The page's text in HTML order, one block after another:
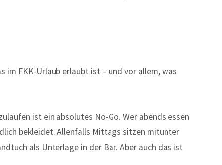
im FKK-Urlaub erlaubt ist – und vor allem, was
ist ein absolutes No-Go. Wer abends essen
bekleidet. Allenfalls Mittags sitzen mitunter
als Unterlage in der Bar. Aber auch das ist